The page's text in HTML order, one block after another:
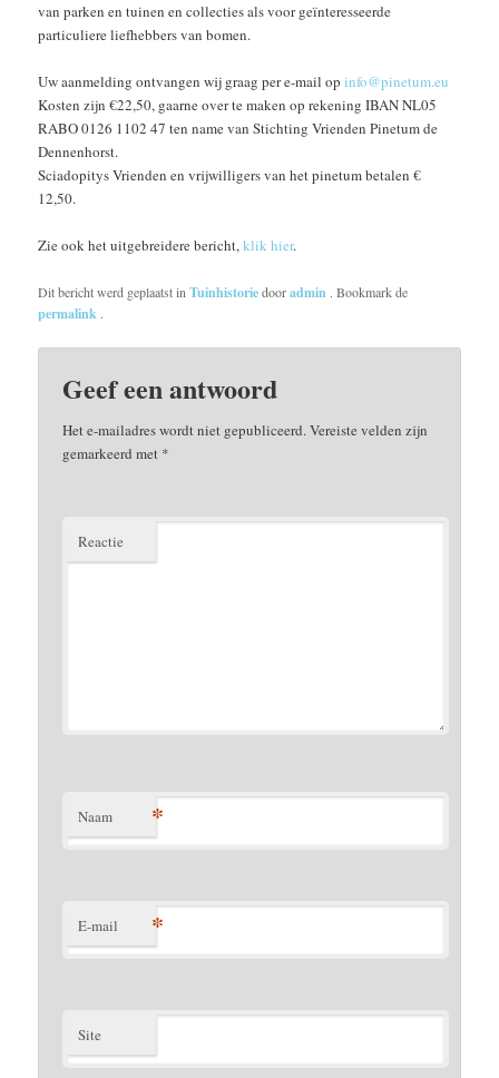
van parken en tuinen en collecties als voor geïnteresseerde
particuliere liefhebbers van bomen.
Uw aanmelding ontvangen wij graag per e-mail opinfo@pinetum.eu
Kosten zijn €22,50, gaarne over te maken op rekening IBAN NL05
RABO 0126 1102 47 ten name van Stichting Vrienden Pinetum de
Dennenhorst.
Sciadopitys Vrienden en vrijwilligers van het pinetum betalen €
12,50.
Zie ook het uitgebreidere bericht,klik hier.
Dit bericht werd geplaatst inTuinhistoriedooradmin . Bookmark de
permalink .
Geef een antwoord
Het e-mailadres wordt niet gepubliceerd.Vereiste velden zijn
gemarkeerd met *
Reactie
Naam *
E-mail *
Site